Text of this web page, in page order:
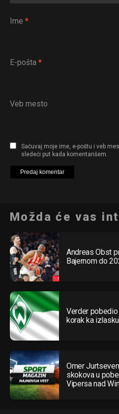
Ime *
E-pošta *
Veb mesto
Sačuvaj moje ime, e-poštu i veb
sledeći put kada komentarišem.
Možda će vas
Andreas Obst
Bajernom do
Verder pobedio
korak ka
Omer
skokova u
Vipersa nad